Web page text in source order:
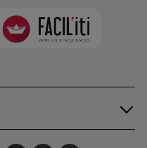
Faciliti